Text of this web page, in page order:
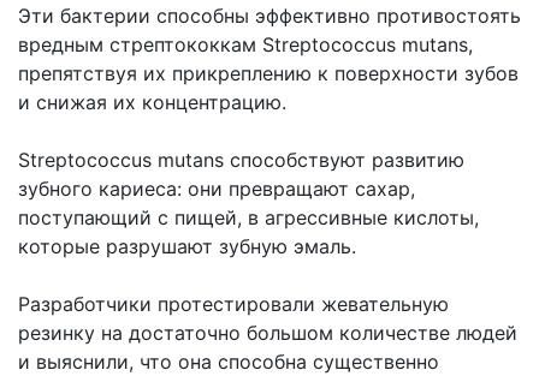
Эти бактерии способны эффективно противостоять
вредным стрептококкам Streptococcus mutans,
препятствуя их прикреплению к поверхности зубов
и снижая их концентрацию.
Streptococcus mutans способствуют развитию
зубного кариеса: они превращают сахар,
поступающий с пищей, в агрессивные кислоты,
которые разрушают зубную эмаль.
Разработчики протестировали жевательную
резинку на достаточно большом количестве людей
и выяснили, что она способна существенно